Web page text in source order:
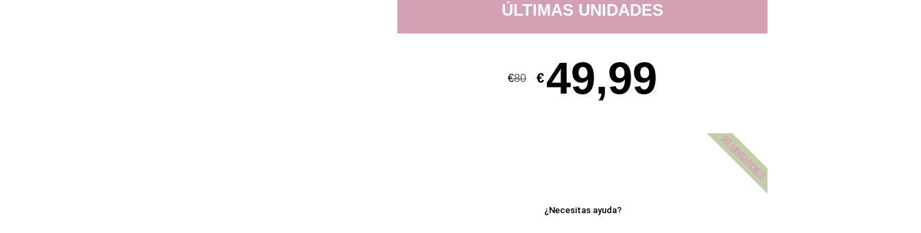
ÚLTIMAS UNIDADES
€80 €49,99
30 UNIDADES
¿Necesitas ayuda?